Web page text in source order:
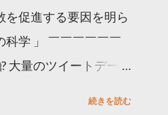
促進する要因を明ら
学 」 ￣￣￣￣￣￣
大量のツイートデータ
続きを読む